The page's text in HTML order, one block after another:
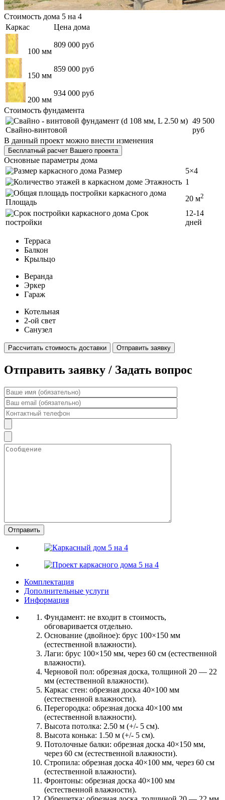
Стоимость дома 5 на 4
Каркас
Цена дома
100 мм
809 000 руб
150 мм
859 000 руб
200 мм
934 000 руб
Стоимость фундамента
Свайно-винтовой
49 500
руб
В данный проект можно внести изменения
Бесплатный расчет Вашего проекта
Основные параметры дома
Размер
5×4
Этажность 1
Площадь 20 м2
Срок
постройки
12-14
дней
Терраса
Балкон
Крыльцо
Веранда
Эркер
Гараж
Котельная
2-ой свет
Санузел
Рассчитать стоимость доставки Отправить заявку
Отправить заявку / Задать вопрос
Комплектация
Дополнительные услуги
Информация
Фундамент: не входит в стоимость,
обговаривается отдельно.
Основание (двойное): брус 100×150 мм
(естественной влажности).
Лаги: брус 100×150 мм, через 60 см (естественной
влажности).
Черновой пол: обрезная доска, толщиной 20 — 22
мм (естественной влажности).
Каркас стен: обрезная доска 40×100 мм
(естественной влажности).
Перегородка: обрезная доска 40×100 мм
(естественной влажности).
Высота потолка: 2.50 м (+/- 5 см).
Высота конька: 1.50 м (+/- 5 см).
Потолочные балки: обрезная доска 40×150 мм,
через 60 см (естественной влажности).
Стропила: обрезная доска 40×100 мм, через 60 см
(естественной влажности).
Фронтоны: обрезная доска 40×100 мм
(естественной влажности).